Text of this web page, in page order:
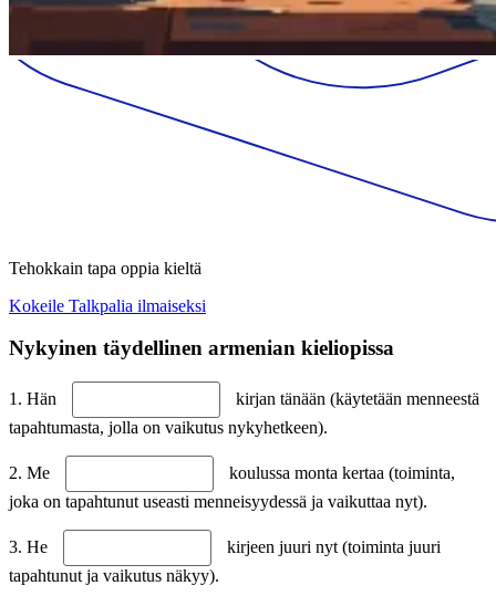
Tehokkain tapa oppia kieltä
Kokeile Talkpalia ilmaiseksi
Nykyinen täydellinen armenian kieliopissa
1. Hän
kirjan tänään (käytetään menneestä
tapahtumasta, jolla on vaikutus nykyhetkeen).
2. Me
koulussa monta kertaa (toiminta,
joka on tapahtunut useasti menneisyydessä ja vaikuttaa nyt).
3. He
kirjeen juuri nyt (toiminta juuri
tapahtunut ja vaikutus näkyy).